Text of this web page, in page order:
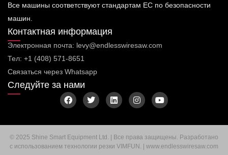
Все машины соответствуют стандартам ЕС по безопасности
машин.
Контактная информация
Электронная почта: levy@endlesswiresaw.com
Тел: +1 (408) 571-8651
Связаться через Whatsapp
Следуйте за нами
F
a
b
o
o
T
w
t
e
r
L
i
e
d
i
I
n
a
g
r
Y
o
u
b
e
© 2025 Shine Smart Equipment Ltd. | Все права защищены. Разработано
с использованием технологии резки VIMFUN. | www.endlesswiresaw.com